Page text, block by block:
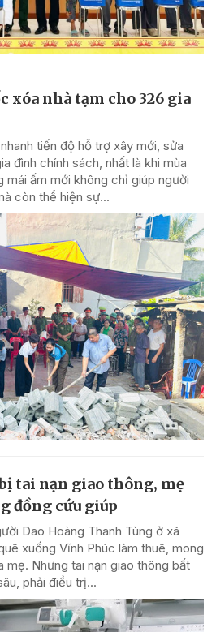
xóa nhà tạm cho 326 gia
tiến độ hỗ trợ xây mới, sửa
đình chính sách, nhất là khi mùa
mái ấm mới không chỉ giúp người
còn thể hiện sự...
tai nạn giao thông, mẹ
đồng cứu giúp
Dao Hoàng Thanh Tùng ở xã
xuống Vĩnh Phúc làm thuê, mong
mẹ. Nhưng tai nạn giao thông bất
phải điều trị...